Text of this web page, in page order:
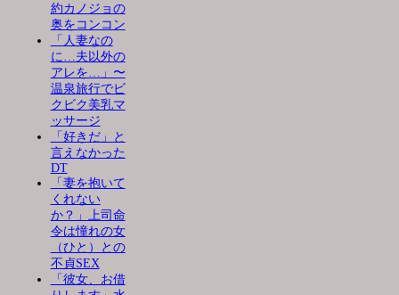
約カノジョの
奥をコンコン
「人妻なの
に…夫以外の
アレを…」〜
温泉旅行でビ
クビク美乳マ
ッサージ
「好きだ」と
言えなかった
DT
「妻を抱いて
くれない
か？」上司命
令は憧れの女
（ひと）との
不貞SEX
「彼女、お借